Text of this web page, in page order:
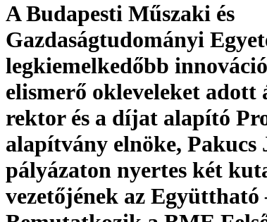
A Budapesti Műszaki és
Gazdaságtudományi
legkiemelkedőbb
elismerő okleveleket adott
rektor és a díjat alapító
alapítvány elnöke, Pakucs
pályázaton nyertes két
vezetőjének az Együttható